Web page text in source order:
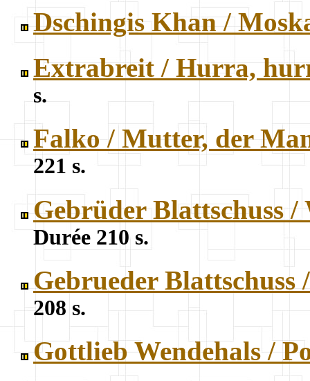
Dschingis Khan /
Extrabreit / Hurra,
s.
Falko / Mutter, der
221 s.
Gebrüder Blattschuss
Durée 210 s.
Gebrueder
208 s.
Gottlieb Wendehals /